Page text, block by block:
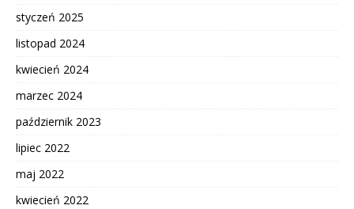
styczeń 2025
listopad 2024
kwiecień 2024
marzec 2024
październik 2023
lipiec 2022
maj 2022
kwiecień 2022